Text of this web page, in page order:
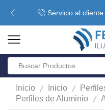
Servicio al
Inicio / Inicio /
Perfiles de Aluminio /